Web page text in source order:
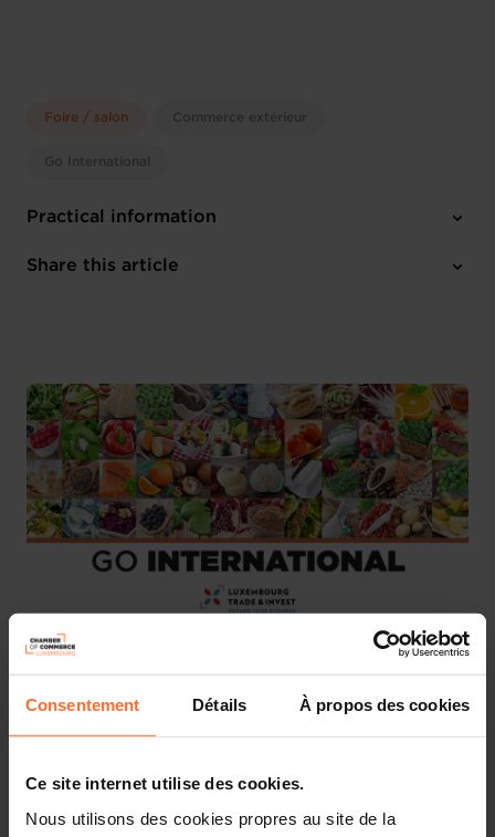
Consentement Détails À propos des cookies
Ce site internet utilise des cookies.
Nous utilisons des cookies propres au site de la
Foire / salon Commerce extérieur
Go International
Practical information
Monday 26 Jan 2026 > Friday 30 Jan 2026
Share this article
We are pleased to invite you to join the National Pavilion
at Gulfood (more information about the event can be
foundhere).
This National Pavilion is organised by the Ministry of
Foreign and European Affairs, Defence, Development